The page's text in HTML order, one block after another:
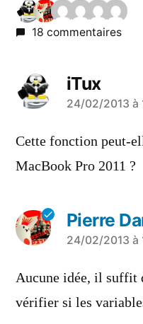
18 commentaires
iTux
a
dit :
24/02/2013 à
Cette fonction peut-
MacBook Pro 2011 ?
Pierre
a
dit :
24/02/2013 à
Aucune idée, il suffit
vérifier si les